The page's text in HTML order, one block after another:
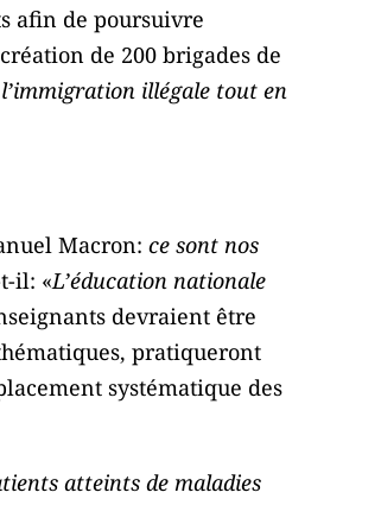
afin de poursuivre
de 200 brigades de
illégale tout en
Macron: ce sont nos
il: «L’éducation nationale
devraient être
pratiqueront
systématique des
atteints de maladies